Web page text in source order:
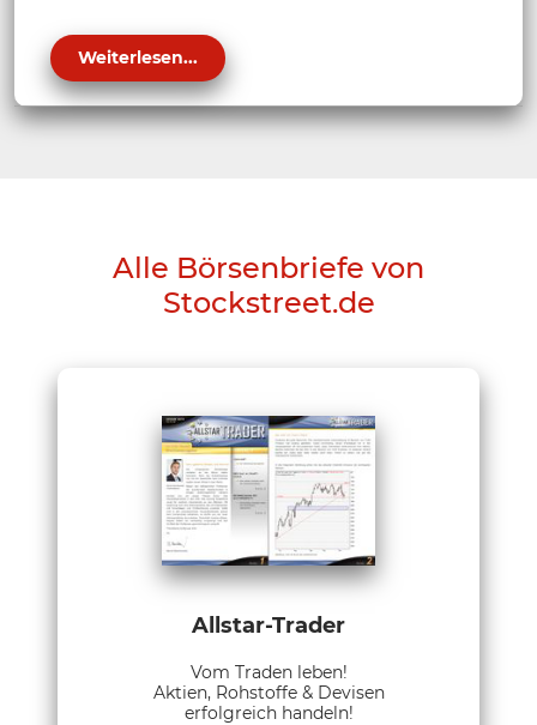
Weiterlesen...
Alle Börsenbriefe von
Stockstreet.de
Allstar-Trader
Vom Traden leben!
Aktien, Rohstoffe & Devisen
erfolgreich handeln!